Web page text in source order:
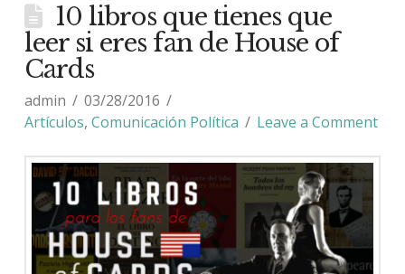
10 libros que tienes que
leer si eres fan de House of
Cards
admin
03/28/2016
Artículos, Comunicación Política Leave a Comment